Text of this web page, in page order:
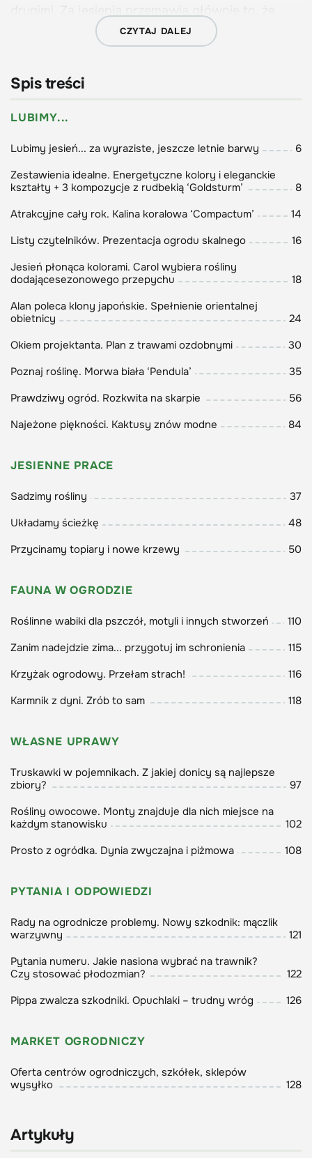
ziemia jest rozgrzana, a sadzonki z odkrytą bryłą
są tańsze – dlatego w tym numerze
(s. 37).
Krok po kroku pokazujemy, jak postępować w
przeprowadzać prace na glebach ciężkich i
lekkich. Sadzimy też z myślą o wiośnie rośliny
cebulowe i bulwiaste (polecane znajdziesz na s.
61–78). I truskawki – zobacz, w jakiego typu
uzyskać maksymalny plon (s. 97).
Zainspiruj się też wskazówkami Monty’ego
drzewek owocowych (s. 102). A może szukasz
roślin, które dadzą barwne show jesienią (s. 18)?
Uwaga, z sadzeniem można
CZYTAJ DALEJ
Spis treści
LUBIMY...
Lubimy jesień... za wyraziste, jeszcze letnie barwy
6
Zestawienia idealne. Energetyczne kolory i eleganckie
kształty + 3 kompozycje z rudbekią ‘Goldsturm’
8
Atrakcyjne cały rok. Kalina koralowa ‘Compactum’
14
Listy czytelników. Prezentacja ogrodu skalnego
16
Jesień płonąca kolorami. Carol wybiera rośliny
dodającesezonowego przepychu
18
Alan poleca klony japońskie. Spełnienie orientalnej
obietnicy
24
Okiem projektanta. Plan z trawami ozdobnymi
30
Poznaj roślinę. Morwa biała ‘Pendula’
35
Prawdziwy ogród. Rozkwita na skarpie
56
Najeżone piękności. Kaktusy znów modne
84
JESIENNE PRACE
Sadzimy rośliny
37
Układamy ścieżkę
48
Przycinamy topiary i nowe krzewy
50
FAUNA W OGRODZIE
Roślinne wabiki dla pszczół, motyli i innych stworzeń
110
Zanim nadejdzie zima... przygotuj im schronienia
115
Krzyżak ogrodowy. Przełam strach!
116
Karmnik z dyni. Zrób to sam
118
WŁASNE UPRAWY
Truskawki w pojemnikach. Z jakiej donicy są najlepsze
zbiory?
97
Rośliny owocowe. Monty znajduje dla nich miejsce na
każdym stanowisku
102
Prosto z ogródka. Dynia zwyczajna i piżmowa
108
PYTANIA I ODPOWIEDZI
Rady na ogrodnicze problemy. Nowy szkodnik: mączlik
warzywny
121
Pytania numeru. Jakie nasiona wybrać na trawnik?
Czy stosować płodozmian?
122
Pippa zwalcza szkodniki. Opuchlaki – trudny wróg
126
MARKET OGRODNICZY
Oferta centrów ogrodniczych, szkółek, sklepów
wysyłko
128
Artykuły